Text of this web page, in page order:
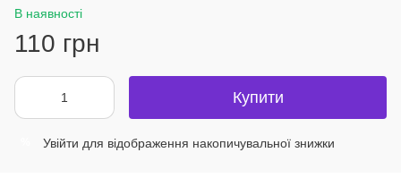
В наявності
110 грн
Купити
Увійти для відображення накопичувальної знижки